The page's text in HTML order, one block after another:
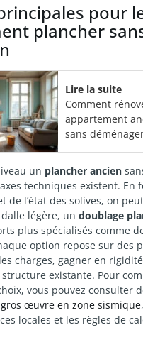
pour
plancher
Lire la suite
Comment
appartement
sans
un plancher ancien
techniques existent. En
de l’état des solives, on
légère, un doublage
plus spécialisés comme
option repose sur des
charges, gagner en
existante. Pour
vous pouvez consulter
gros œuvre en zone sismique
locales et les règles de